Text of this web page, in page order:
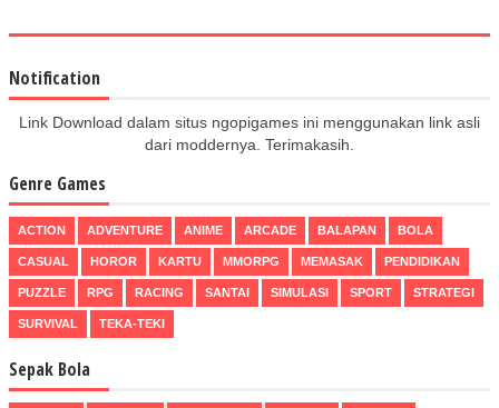
Notification
Link Download dalam situs ngopigames ini menggunakan link asli
dari moddernya. Terimakasih.
Genre Games
ACTION ADVENTURE ANIME ARCADE BALAPAN BOLA
CASUAL HOROR KARTU MMORPG MEMASAK PENDIDIKAN
PUZZLE RPG RACING SANTAI SIMULASI SPORT STRATEGI
SURVIVAL TEKA-TEKI
Sepak Bola